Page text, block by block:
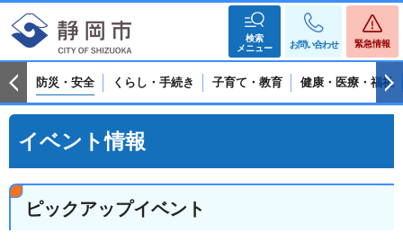
検索
メニュー
お問い合わせ 緊急情報
防災・安全 くらし・手続き 子育て・教育 健康・医療・福祉
イベント情報
ピックアップイベント